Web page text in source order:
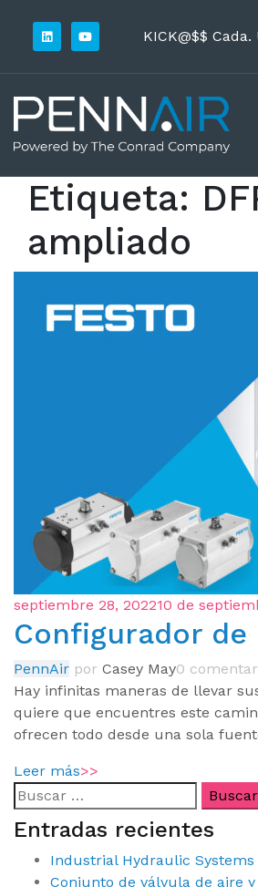
KICK@$$
Etiqueta:
ampliado
septiembre 28, 202210 de
Configurador
PennAir por Casey May0
Hay infinitas maneras de llevar
quiere que encuentres este
ofrecen todo desde una sola
Leer más>>
Entradas recientes
Industrial Hydraulic Systems
Conjunto de válvula de aire